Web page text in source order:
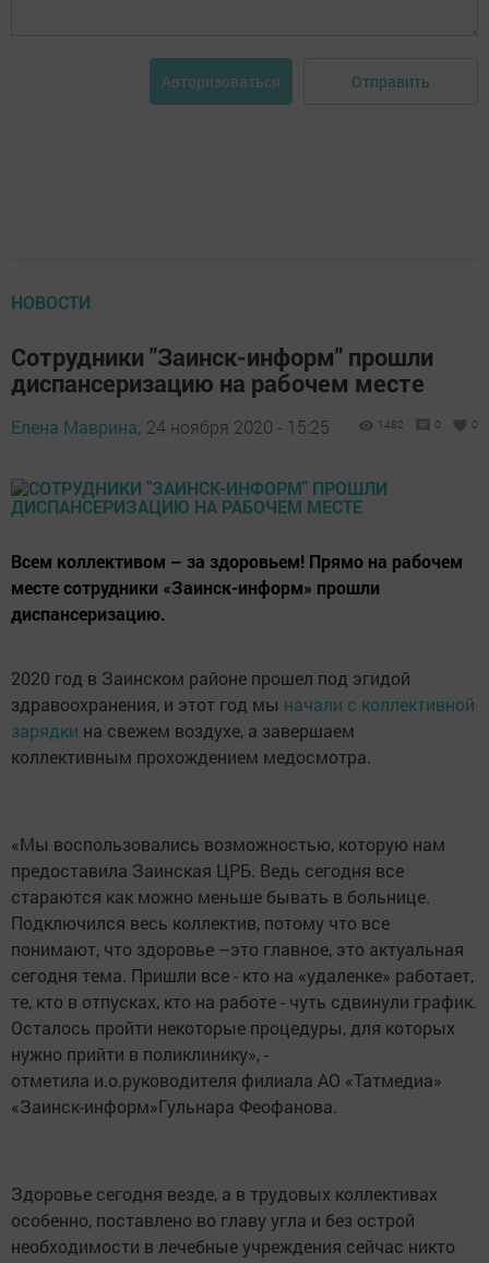
Авторизоваться Отправить
НОВОСТИ
Сотрудники "Заинск-информ" прошли
диспансеризацию на рабочем месте
Елена Маврина, 24 ноября 2020 - 15:25 1482 0 0
Всем коллективом – за здоровьем! Прямо на рабочем
месте сотрудники «Заинск-информ» прошли
диспансеризацию.
2020 год в Заинском районе прошел под эгидой
здравоохранения, и этот год мы начали с коллективной
зарядки на свежем воздухе, а завершаем
коллективным прохождением медосмотра.
«Мы воспользовались возможностью, которую нам
предоставила Заинская ЦРБ. Ведь сегодня все
стараются как можно меньше бывать в больнице.
Подключился весь коллектив, потому что все
понимают, что здоровье –это главное, это актуальная
сегодня тема. Пришли все - кто на «удаленке» работает,
те, кто в отпусках, кто на работе - чуть сдвинули график.
Осталось пройти некоторые процедуры, для которых
нужно прийти в поликлинику», -
отметила и.о.руководителя филиала АО «Татмедиа»
«Заинск-информ»Гульнара Феофанова.
Здоровье сегодня везде, а в трудовых коллективах
особенно, поставлено во главу угла и без острой
необходимости в лечебные учреждения сейчас никто